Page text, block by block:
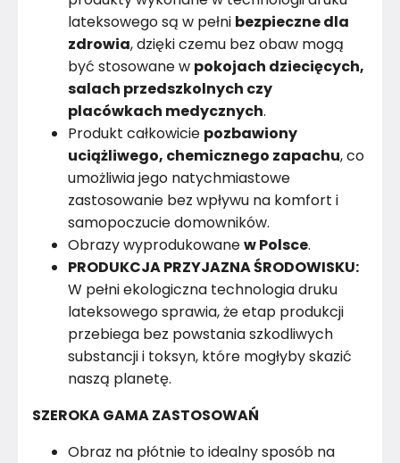
lateksowego są w pełni bezpieczne dla
zdrowia, dzięki czemu bez obaw mogą
być stosowane w pokojach dziecięcych,
salach przedszkolnych czy
placówkach medycznych.
Produkt całkowicie pozbawiony
uciążliwego, chemicznego zapachu, co
umożliwia jego natychmiastowe
zastosowanie bez wpływu na komfort i
samopoczucie domowników.
Obrazy wyprodukowanew Polsce.
PRODUKCJA PRZYJAZNA ŚRODOWISKU:
W pełni ekologiczna technologia druku
lateksowego sprawia, że etap produkcji
przebiega bez powstania szkodliwych
substancji i toksyn, które mogłyby skazić
naszą planetę.
SZEROKA GAMA ZASTOSOWAŃ
Obraz na płótnie to idealny sposób na